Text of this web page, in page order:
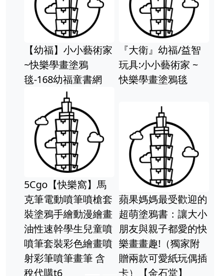
【幼福】小小藝術家
~快樂學畫塗鴉
毯-168幼福童書網
『大衛』幼福/益智
玩具:小小藝術家 ~
快樂學畫塗鴉毯
5Cgo【快樂窩】馬
克筆電動噴筆噴槍套
裝塗鴉手繪動漫繪畫
油性速幹學生兒童噴
噴筆套裝彩色繪畫噴
射彩筆噴筆畫筆 含
稅代購t6
蘋果媽媽最受歡迎的
超萌塗鴉書：讓大小
朋友與親子都愛的快
樂畫畫趣!（獨家附
贈兩款可愛紙玩偶插
卡）【金石堂】